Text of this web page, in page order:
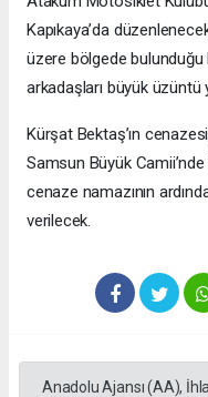
Kapıkaya’da
üzere bölgede bulunduğu
arkadaşları büyük üzüntü
Kürşat Bektaş’ın
Samsun Büyük
cenaze namazının
verilecek.
Anadolu Ajansı (AA),